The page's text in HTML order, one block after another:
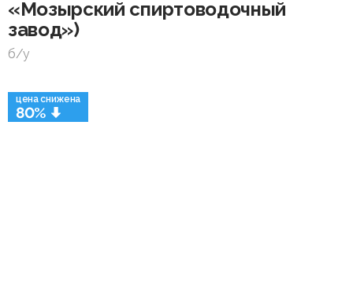
цена снижена
80%
«Мозырский спиртоводочный
завод»)
б/у